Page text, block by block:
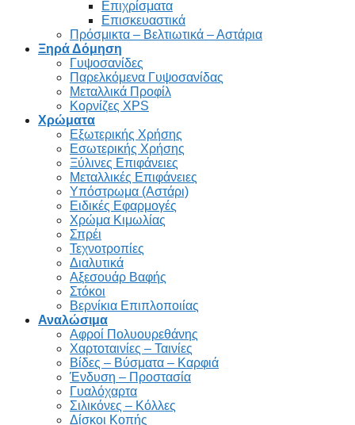
Επιχρίσματα
Επισκευαστικά
Πρόσμικτα – Βελτιωτικά – Αστάρια
Ξηρά Δόμηση
Γυψοσανίδες
Παρελκόμενα Γυψοσανίδας
Μεταλλικά Προφίλ
Κορνίζες XPS
Χρώματα
Εξωτερικής Χρήσης
Εσωτερικής Χρήσης
Ξύλινες Επιφάνειες
Μεταλλικές Επιφάνειες
Υπόστρωμα (Αστάρι)
Ειδικές Εφαρμογές
Χρώμα Κιμωλίας
Σπρέι
Τεχνοτροπίες
Διαλυτικά
Αξεσουάρ Βαφής
Στόκοι
Βερνίκια Επιπλοποιίας
Αναλώσιμα
Αφροί Πολυουρεθάνης
Χαρτοταινίες – Ταινίες
Βίδες – Βύσματα – Καρφιά
Ένδυση – Προστασία
Γυαλόχαρτα
Σιλικόνες – Κόλλες
Δίσκοι Κοπής